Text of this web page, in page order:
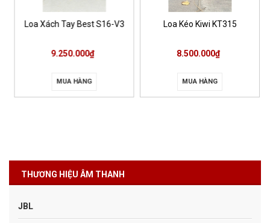
Loa Xách Tay Best S16-V3
9.250.000₫
MUA HÀNG
Loa Kéo Kiwi KT315
8.500.000₫
MUA HÀNG
THƯƠNG HIỆU ÂM THANH
JBL